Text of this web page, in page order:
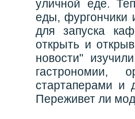
уличной еде.
еды, фургончики
для запуска
открыть и
новости"
гастрономии,
стартаперами и
Переживет ли